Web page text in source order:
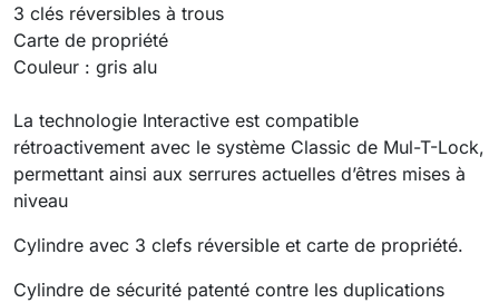
3 clés réversibles à trous
Carte de propriété
Couleur : gris alu
La technologie Interactive est compatible
rétroactivement avec le système Classic de Mul-T-Lock,
permettant ainsi aux serrures actuelles d’êtres mises à
niveau
Cylindre avec 3 clefs réversible et carte de propriété.
Cylindre de sécurité patenté contre les duplications